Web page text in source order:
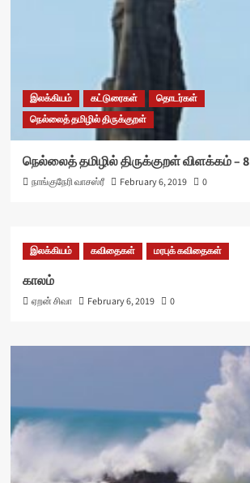
இலக்கியம் கட்டுரைகள்
தொடர்கள்
நெல்லைத் தமிழில் திருக்குறள்
நெல்லைத் தமிழில் திருக்குறள் விளக்கம் – 8
நாங்குநேரி வாசஸ்ரீ February 6, 2019 0
இலக்கியம் கவிதைகள் மரபுக் கவிதைகள்
காலம்
ஏறன் சிவா February 6, 2019 0